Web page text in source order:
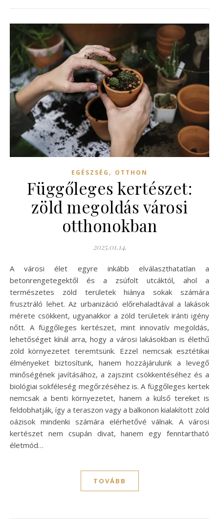
EGÉSZSÉG , OTTHON
Függőleges kertészet:
zöld megoldás városi
otthonokban
2025.01.14.
A városi élet egyre inkább elválaszthatatlan a
betonrengetegektől és a zsúfolt utcáktól, ahol a
természetes zöld területek hiánya sokak számára
frusztráló lehet. Az urbanizáció előrehaladtával a lakások
mérete csökkent, ugyanakkor a zöld területek iránti igény
nőtt. A függőleges kertészet, mint innovatív megoldás,
lehetőséget kínál arra, hogy a városi lakásokban is élethű
zöld környezetet teremtsünk. Ezzel nemcsak esztétikai
élményeket biztosítunk, hanem hozzájárulunk a levegő
minőségének javításához, a zajszint csökkentéséhez és a
biológiai sokféleség megőrzéséhez is. A függőleges kertek
nemcsak a benti környezetet, hanem a külső tereket is
feldobhatják, így a teraszon vagy a balkonon kialakított zöld
oázisok mindenki számára elérhetővé válnak. A városi
kertészet nem csupán divat, hanem egy fenntartható
életmód…
TOVÁBB